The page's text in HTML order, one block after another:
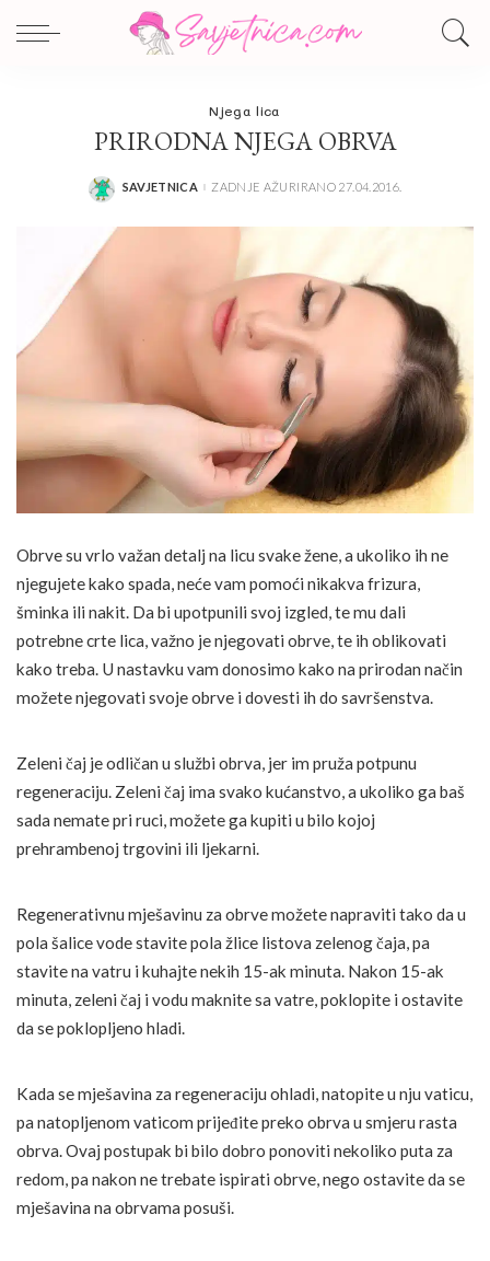
Njega lica
PRIRODNA NJEGA OBRVA
POSTED
SAVJETNICA ZADNJE AŽURIRANO 27.04.2016.
Obrve su vrlo važan detalj na licu svake žene, a ukoliko ih ne
njegujete kako spada, neće vam pomoći nikakva frizura,
šminka ili nakit. Da bi upotpunili svoj izgled, te mu dali
potrebne crte lica, važno je njegovati obrve, te ih oblikovati
kako treba. U nastavku vam donosimo kako na prirodan način
možete njegovati svoje obrve i dovesti ih do savršenstva.
Zeleni čaj je odličan u službi obrva, jer im pruža potpunu
regeneraciju. Zeleni čaj ima svako kućanstvo, a ukoliko ga baš
sada nemate pri ruci, možete ga kupiti u bilo kojoj
prehrambenoj trgovini ili ljekarni.
Regenerativnu mješavinu za obrve možete napraviti tako da u
pola šalice vode stavite pola žlice listova zelenog čaja, pa
stavite na vatru i kuhajte nekih 15-ak minuta. Nakon 15-ak
minuta, zeleni čaj i vodu maknite sa vatre, poklopite i ostavite
da se poklopljeno hladi.
Kada se mješavina za regeneraciju ohladi, natopite u nju vaticu,
pa natopljenom vaticom prijeđite preko obrva u smjeru rasta
obrva. Ovaj postupak bi bilo dobro ponoviti nekoliko puta za
redom, pa nakon ne trebate ispirati obrve, nego ostavite da se
mješavina na obrvama posuši.